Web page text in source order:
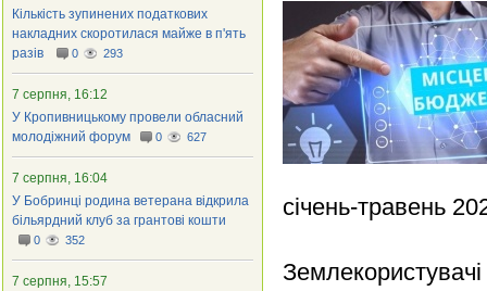
січень-травень
Кількість зупинених податкових
накладних скоротилася майже в п'ять
разів
0 293
7 серпня, 16:12
У Кропивницькому провели обласний
молодіжний форум
0 627
7 серпня, 16:04
У Бобринці родина ветерана відкрила
більярдний клуб за грантові кошти
0 352
7 серпня, 15:57